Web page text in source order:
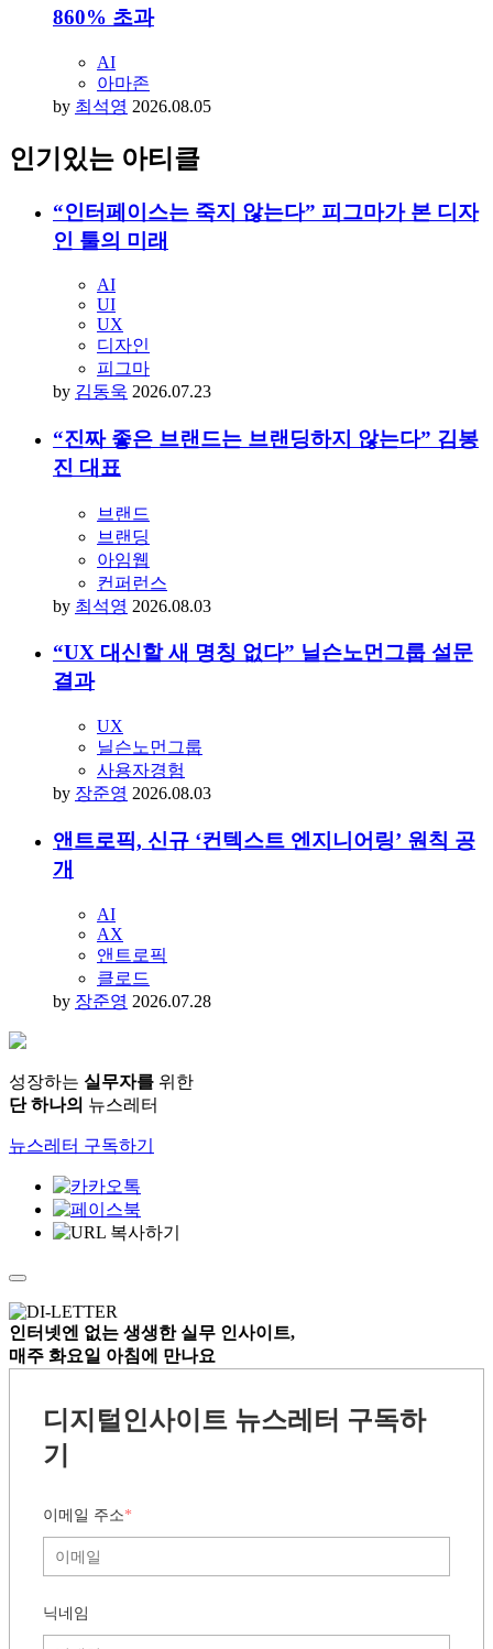
860% 초과
AI
아마존
by 최석영 2026.08.05
인기있는 아티클
“인터페이스는 죽지 않는다” 피그마가 본 디자
인 툴의 미래
AI
UI
UX
디자인
피그마
by 김동욱 2026.07.23
“진짜 좋은 브랜드는 브랜딩하지 않는다” 김봉
진 대표
브랜드
브랜딩
아임웹
컨퍼런스
by 최석영 2026.08.03
“UX 대신할 새 명칭 없다” 닐슨노먼그룹 설문
결과
UX
닐슨노먼그룹
사용자경험
by 장준영 2026.08.03
앤트로픽, 신규 ‘컨텍스트 엔지니어링’ 원칙 공
개
AI
AX
앤트로픽
클로드
by 장준영 2026.07.28
성장하는 실무자를 위한
단 하나의 뉴스레터
뉴스레터 구독하기
인터넷엔 없는 생생한 실무 인사이트,
매주 화요일 아침에 만나요
디지털인사이트 뉴스레터 구독하
기
이메일 주소*
닉네임